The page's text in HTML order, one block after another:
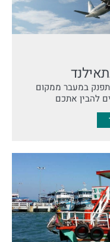
במעבר ממקום
להבין אתכם